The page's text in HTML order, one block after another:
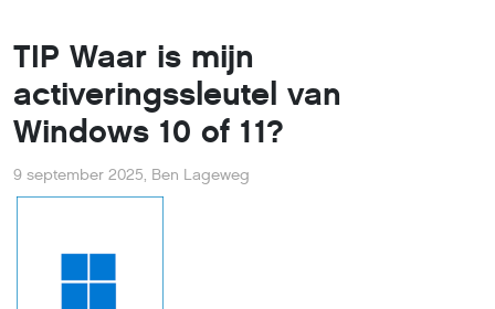
TIP Waar is mijn
activeringssleutel van
Windows 10 of 11?
9 september 2025, Ben Lageweg